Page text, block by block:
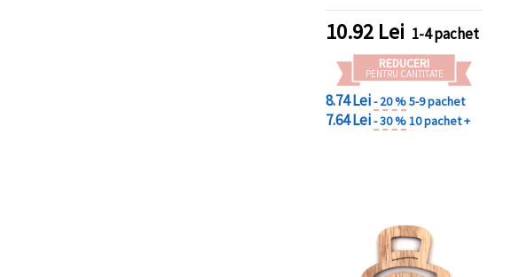
10.92 Lei 1-4 pachet
REDUCERI
PENTRU CANTITATE
8.74 Lei- 20 %5-9 pachet
7.64 Lei- 30 %10 pachet +